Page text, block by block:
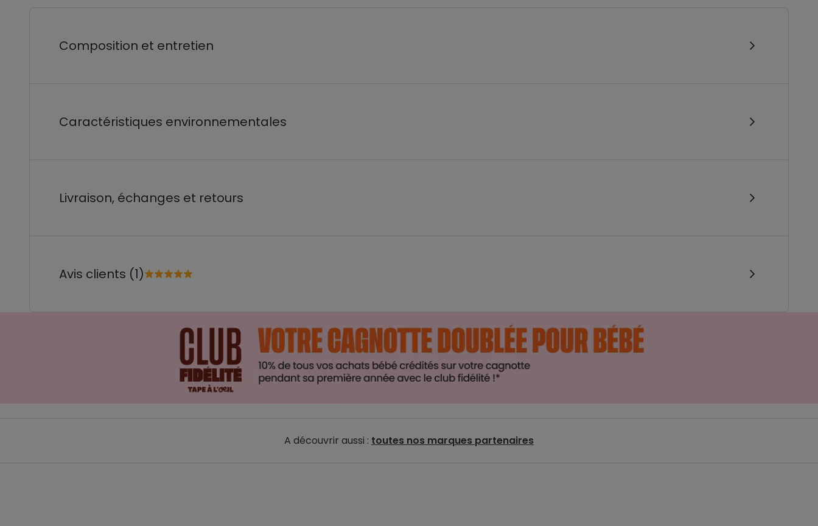
Composition et entretien
Caractéristiques environnementales
Livraison, échanges et retours
Avis clients (1)
A découvrir aussi : toutes nos marques partenaires